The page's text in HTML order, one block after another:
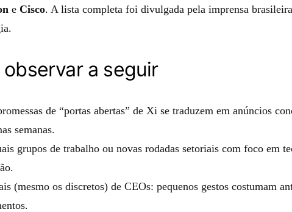
e Cisco. A lista completa foi divulgada pela imprensa
observar a seguir
de “portas abertas” de Xi se traduzem em anúncios
semanas.
grupos de trabalho ou novas rodadas setoriais com foco em
(mesmo os discretos) de CEOs: pequenos gestos costumam